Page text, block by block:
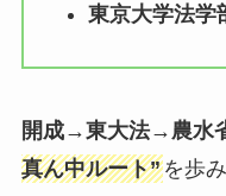
東京大学法学
開成→東大法→農水
真ん中ルート”を歩